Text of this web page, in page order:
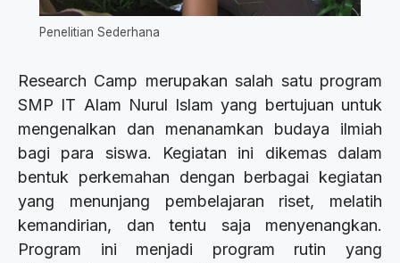
Penelitian Sederhana
Research Camp merupakan salah satu program
SMP IT Alam Nurul Islam yang bertujuan untuk
mengenalkan dan menanamkan budaya ilmiah
bagi para siswa. Kegiatan ini dikemas dalam
bentuk perkemahan dengan berbagai kegiatan
yang menunjang pembelajaran riset, melatih
kemandirian, dan tentu saja menyenangkan.
Program ini menjadi program rutin yang